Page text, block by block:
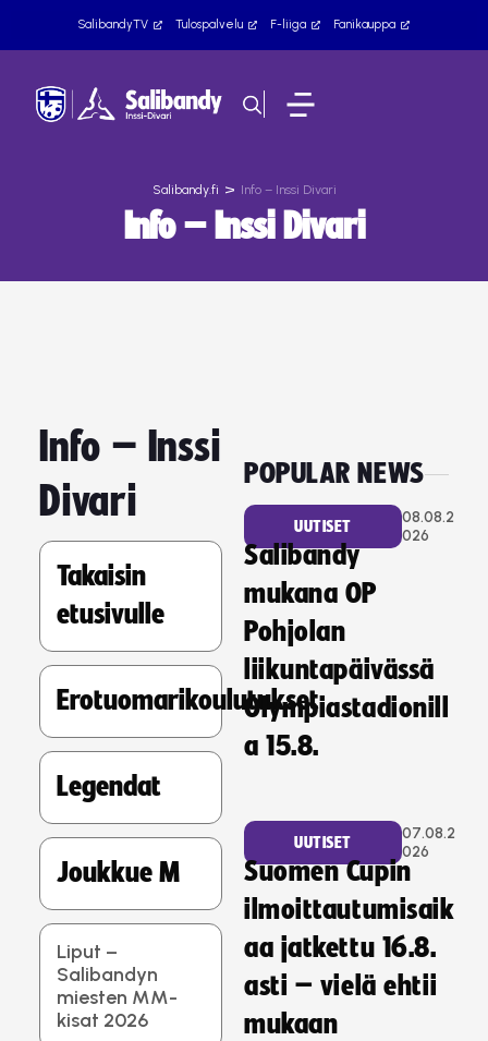
SalibandyTV Tulospalvelu F-liiga Fanikauppa
Salibandy.fi > Info – Inssi Divari
Info – Inssi Divari
Info – Inssi
Divari
Takaisin
etusivulle
Erotuomarikoulutukset
Legendat
Joukkue M
Liput –
Salibandyn
miesten MM-
kisat 2026
POPULAR NEWS
UUTISET
08.08.2
026
Salibandy
mukana OP
Pohjolan
liikuntapäivässä
Olympiastadionill
a 15.8.
UUTISET
07.08.2
026
Suomen Cupin
ilmoittautumisaik
aa jatkettu 16.8.
asti – vielä ehtii
mukaan